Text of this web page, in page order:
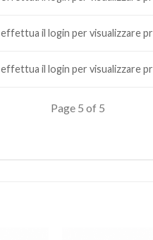
effettua il login per visualizzare
effettua il login per visualizzare
Page 5 of 5